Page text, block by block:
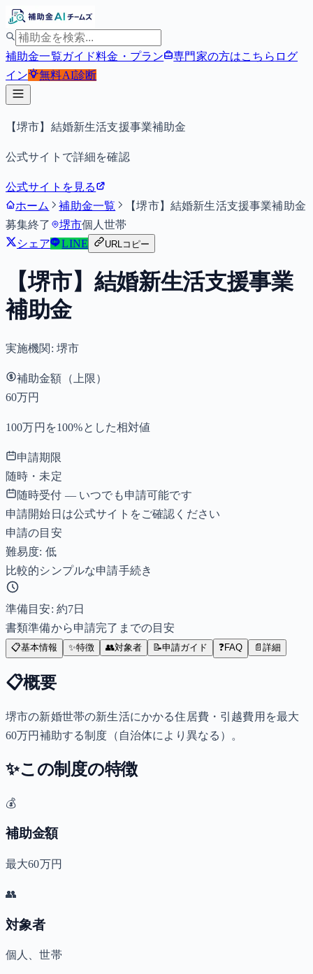
補助金一覧ガイド料金・プラン 専門家の方はこちら ログ
イン
無料AI診断
【堺市】結婚新生活支援事業補助金
公式サイトで詳細を確認
公式サイトを見る
ホーム
補助金一覧
【堺市】結婚新生活支援事業補助金
募集終了
堺市個人世帯
シェア
LINE URLコピー
【堺市】結婚新生活支援事業
補助金
実施機関: 堺市
補助金額（上限）
60万円
100万円を100%とした相対値
申請期限
随時・未定
随時受付 — いつでも申請可能です
申請開始日は公式サイトをご確認ください
申請の目安
難易度: 低
比較的シンプルな申請手続き
準備目安: 約7日
書類準備から申請完了までの目安
📋基本情報 ✨特徴 👥対象者 📝申請ガイド ❓FAQ 📄 詳細
📋概要
堺市の新婚世帯の新生活にかかる住居費・引越費用を最大
60万円補助する制度（自治体により異なる）。
✨この制度の特徴
💰
補助金額
最大60万円
👥
対象者
個人、世帯